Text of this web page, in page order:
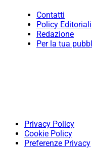
Contatti
Policy Editoriali
Redazione
Per la tua
Privacy Policy
Cookie Policy
Preferenze Privacy